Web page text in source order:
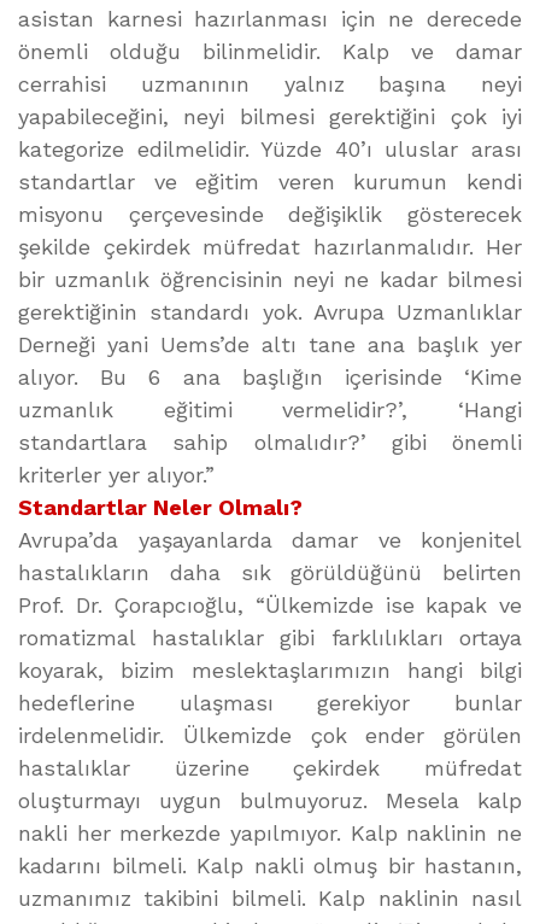
asistan karnesi hazırlanması için ne derecede
önemli olduğu bilinmelidir. Kalp ve damar
cerrahisi uzmanının yalnız başına neyi
yapabileceğini, neyi bilmesi gerektiğini çok iyi
kategorize edilmelidir. Yüzde 40’ı uluslar arası
standartlar ve eğitim veren kurumun kendi
misyonu çerçevesinde değişiklik gösterecek
şekilde çekirdek müfredat hazırlanmalıdır. Her
bir uzmanlık öğrencisinin neyi ne kadar bilmesi
gerektiğinin standardı yok. Avrupa Uzmanlıklar
Derneği yani Uems’de altı tane ana başlık yer
alıyor. Bu 6 ana başlığın içerisinde ‘Kime
uzmanlık eğitimi vermelidir?’, ‘Hangi
standartlara sahip olmalıdır?’ gibi önemli
kriterler yer alıyor.”
Standartlar Neler Olmalı?
Avrupa’da yaşayanlarda damar ve konjenitel
hastalıkların daha sık görüldüğünü belirten
Prof. Dr. Çorapcıoğlu, “Ülkemizde ise kapak ve
romatizmal hastalıklar gibi farklılıkları ortaya
koyarak, bizim meslektaşlarımızın hangi bilgi
hedeflerine ulaşması gerekiyor bunlar
irdelenmelidir. Ülkemizde çok ender görülen
hastalıklar üzerine çekirdek müfredat
oluşturmayı uygun bulmuyoruz. Mesela kalp
nakli her merkezde yapılmıyor. Kalp naklinin ne
kadarını bilmeli. Kalp nakli olmuş bir hastanın,
uzmanımız takibini bilmeli. Kalp naklinin nasıl